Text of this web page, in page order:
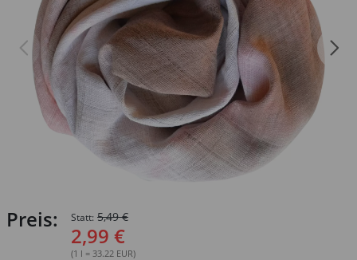
Preis: Statt: 5,49 €
2,99 €
(1 l = 33.22 EUR)